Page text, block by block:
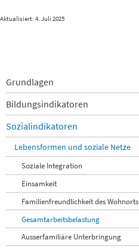
Aktualisiert: 4. Juli 2025
Navigation
überspringen
Grundlagen
Bildungsindikatoren
Sozialindikatoren
Lebensformen und soziale Netze
Soziale Integration
Einsamkeit
Familienfreundlichkeit des Wohnorts
Gesamtarbeitsbelastung
Ausserfamiliäre Unterbringung